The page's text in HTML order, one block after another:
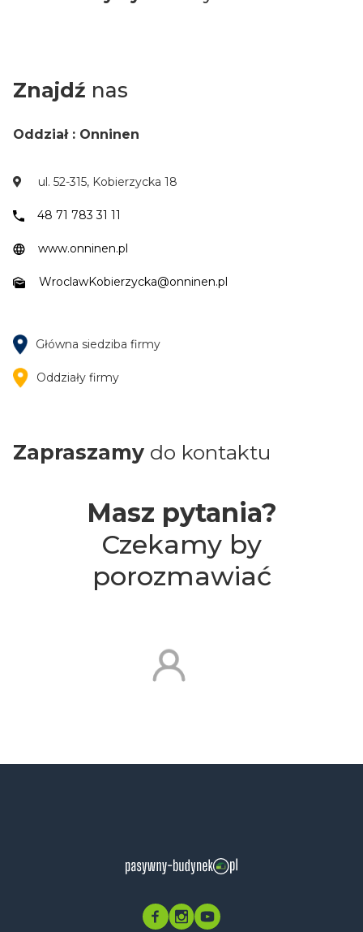
Znajdź nas
Oddział : Onninen
ul. 52-315, Kobierzycka 18
48 71 783 31 11
www.onninen.pl
WroclawKobierzycka@onninen.pl
Główna siedziba firmy
Oddziały firmy
Zapraszamy do kontaktu
Masz pytania?
Czekamy by
porozmawiać